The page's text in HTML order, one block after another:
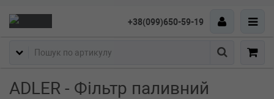
+38(099)650-59-19
Пошук
ADLER - Фільтр паливний